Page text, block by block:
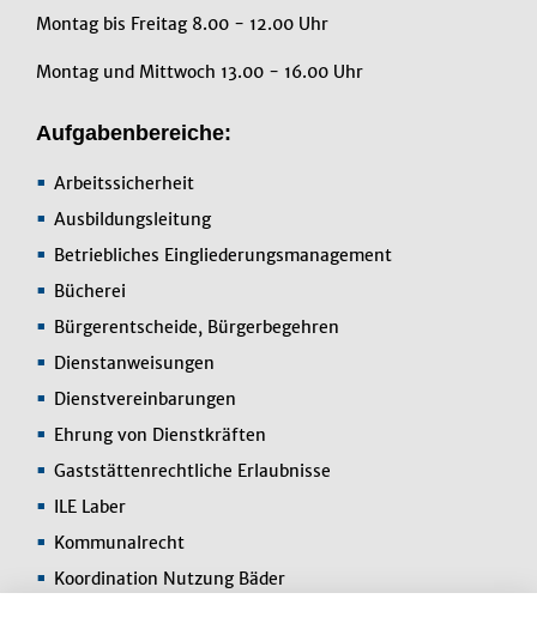
Montag bis Freitag 8.00 - 12.00 Uhr
Montag und Mittwoch 13.00 - 16.00 Uhr
Aufgabenbereiche:
Arbeitssicherheit
Ausbildungsleitung
Betriebliches Eingliederungsmanagement
Bücherei
Bürgerentscheide, Bürgerbegehren
Dienstanweisungen
Dienstvereinbarungen
Ehrung von Dienstkräften
Gaststättenrechtliche Erlaubnisse
ILE Laber
Kommunalrecht
Koordination Nutzung Bäder